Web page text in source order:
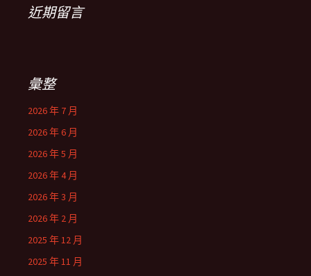
近期留言
彙整
2026 年 7 月
2026 年 6 月
2026 年 5 月
2026 年 4 月
2026 年 3 月
2026 年 2 月
2025 年 12 月
2025 年 11 月